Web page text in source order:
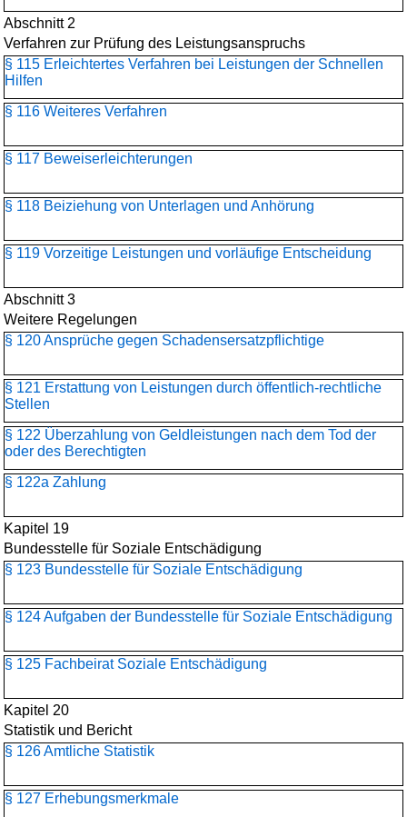
Abschnitt 2
Verfahren zur Prüfung des Leistungsanspruchs
§ 115 Erleichtertes Verfahren bei Leistungen der Schnellen
Hilfen
§ 116 Weiteres Verfahren
§ 117 Beweiserleichterungen
§ 118 Beiziehung von Unterlagen und Anhörung
§ 119 Vorzeitige Leistungen und vorläufige Entscheidung
Abschnitt 3
Weitere Regelungen
§ 120 Ansprüche gegen Schadensersatzpflichtige
§ 121 Erstattung von Leistungen durch öffentlich-rechtliche
Stellen
§ 122 Überzahlung von Geldleistungen nach dem Tod der
oder des Berechtigten
§ 122a Zahlung
Kapitel 19
Bundesstelle für Soziale Entschädigung
§ 123 Bundesstelle für Soziale Entschädigung
§ 124 Aufgaben der Bundesstelle für Soziale Entschädigung
§ 125 Fachbeirat Soziale Entschädigung
Kapitel 20
Statistik und Bericht
§ 126 Amtliche Statistik
§ 127 Erhebungsmerkmale